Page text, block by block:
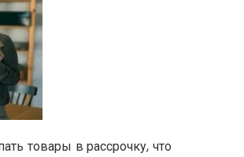
товары в рассрочку, что